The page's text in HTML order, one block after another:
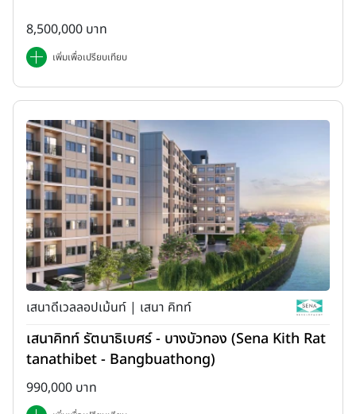
8,500,000 บาท
เพิ่มเพื่อเปรียบเทียบ
เสนาดีเวลลอปเม้นท์ | เสนา คิทท์
เสนาคิทท์ รัตนาธิเบศร์ - บางบัวทอง (Sena Kith Rat
tanathibet - Bangbuathong)
990,000 บาท